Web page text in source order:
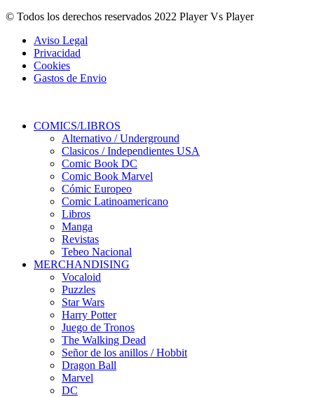
© Todos los derechos reservados 2022 Player Vs Player
Aviso Legal
Privacidad
Cookies
Gastos de Envio
COMICS/LIBROS
Alternativo / Underground
Clasicos / Independientes USA
Comic Book DC
Comic Book Marvel
Cómic Europeo
Comic Latinoamericano
Libros
Manga
Revistas
Tebeo Nacional
MERCHANDISING
Vocaloid
Puzzles
Star Wars
Harry Potter
Juego de Tronos
The Walking Dead
Señor de los anillos / Hobbit
Dragon Ball
Marvel
DC